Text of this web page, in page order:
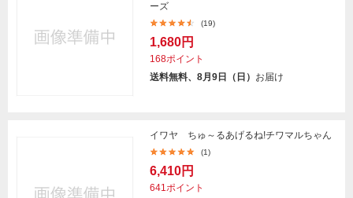
ーズ
(19)
1,680円
168ポイント
送料無料、8月9日（日） お届け
イワヤ ちゅ～るあげるね!チワマルちゃん
(1)
6,410円
641ポイント